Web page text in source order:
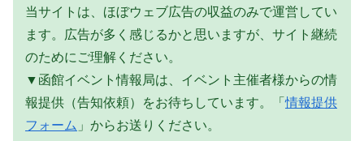
当サイトは、ほぼウェブ広告の収益のみで運営してい
ます。広告が多く感じるかと思いますが、サイト継続
のためにご理解ください。
▼函館イベント情報局は、イベント主催者様からの情
報提供（告知依頼）をお待ちしています。「情報提供
フォーム 」からお送りください。